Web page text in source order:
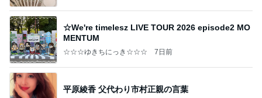
☆We're timelesz LIVE TOUR 2026 episode2 MO
MENTUM
☆☆☆ゆきちにっき☆☆☆ 7日前
平原綾香 父代わり市村正親の言葉